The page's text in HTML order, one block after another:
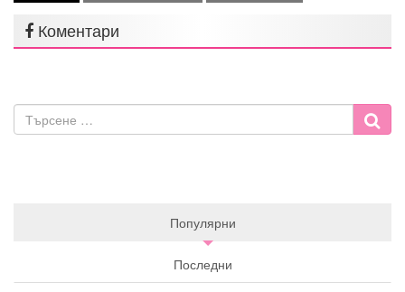
Коментари
Популярни
Последни